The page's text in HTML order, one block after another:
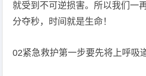
就受到不可逆损害。所以我们一
分夺秒，时间就是生命！
02紧急救护第一步要先将上呼吸